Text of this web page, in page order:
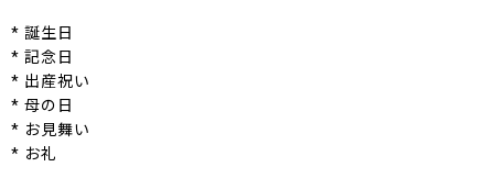
* 誕生日
* 記念日
* 出産祝い
* 母の日
* お見舞い
* お礼